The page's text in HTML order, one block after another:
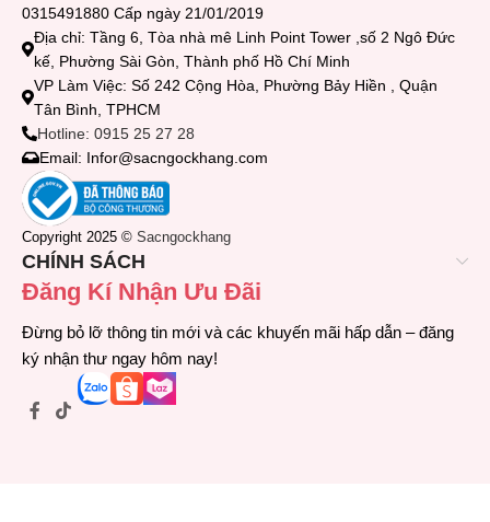
0315491880 Cấp ngày 21/01/2019
Địa chỉ: Tầng 6, Tòa nhà mê Linh Point Tower ,số 2 Ngô Đức
kế, Phường Sài Gòn, Thành phố Hồ Chí Minh
VP Làm Việc: Số 242 Cộng Hòa, Phường Bảy Hiền , Quận
Tân Bình, TPHCM
Hotline: 0915 25 27 28
Email: Infor@sacngockhang.com
Copyright 2025 © Sacngockhang
CHÍNH SÁCH
Đăng Kí Nhận Ưu Đãi
Đừng bỏ lỡ thông tin mới và các khuyến mãi hấp dẫn – đăng
ký nhận thư ngay hôm nay!